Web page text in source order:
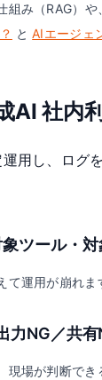
組み（RAG）
と AIエージェ
AI 社内
用し、ログ
ツール・対
て運用が崩れ
NG／共有
現場が判断で